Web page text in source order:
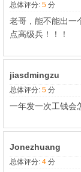
总体评分: 5 分
老哥，能不能出一
点高级兵！！！
jiasdmingzu
总体评分: 5 分
一年发一次工钱会
Jonezhuang
总体评分: 4 分